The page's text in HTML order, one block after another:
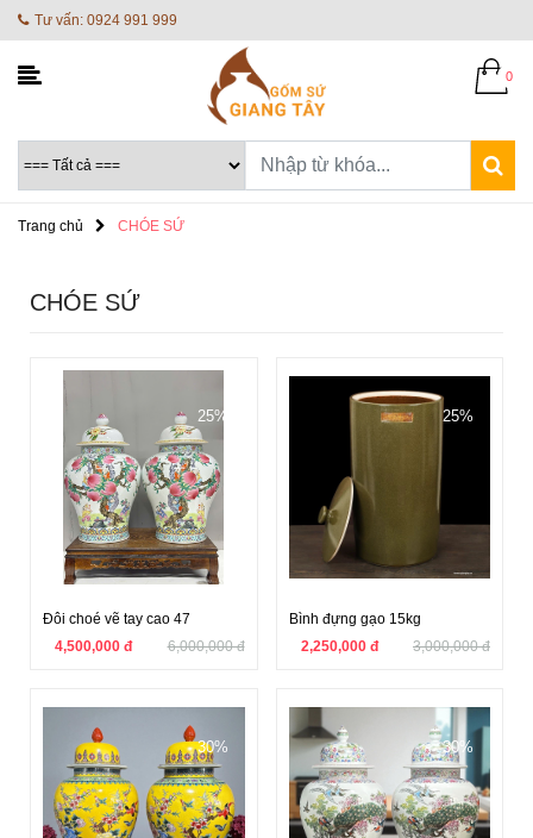
Tư vấn: 0924 991 999
0
Trang chủ CHÓE SỨ
CHÓE SỨ
25%
Đôi choé vẽ tay cao 47
4,500,000 đ
6,000,000 đ
25%
Bình đựng gạo 15kg
2,250,000 đ
3,000,000 đ
30% 30%